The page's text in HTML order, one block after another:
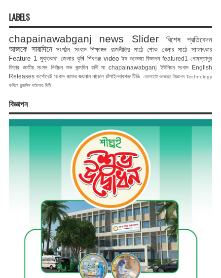
LABELS
chapainawabganj news Slider
বিশেষ প্রতিবেদন
আজকে সারাদিনে সংগঠন সংবাদ শিক্ষাঙ্গন রাজনীতির মাঠে শোক খেলার মাঠে
সাক্ষাৎকার
Feature 1 মুক্তকথা জেলার কৃষি শিবগঞ্জ video ঈদ শুভেচ্ছা বিজ্ঞাপন featured1
গোমস্তাপুর
ফিচার জাতীয় সংসদ নির্বাচন শুভ জন্মদিন রানী মা chapainawabganj ইউনিয়ন সংবাদ English
Releases কর্পোরেট সংবাদ জাফর জয়নাল নাচোল চাঁপাইনবাবগঞ্জ টিভি ভোলাহাট শুভেচ্ছা বিজ্ঞাপন Technology
কবিতা জন্মদিন পাঠকের চিঠি
বিজ্ঞাপন